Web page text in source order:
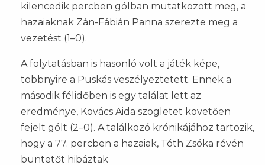
kilencedik percben gólban mutatkozott meg, a
hazaiaknak Zán-Fábián Panna szerezte meg a
vezetést (1–0).
A folytatásban is hasonló volt a játék képe,
többnyire a Puskás veszélyeztetett. Ennek a
második félidőben is egy találat lett az
eredménye, Kovács Aida szögletet követően
fejelt gólt (2–0). A találkozó krónikájához tartozik,
hogy a 77. percben a hazaiak, Tóth Zsóka révén
büntetőt hibáztak